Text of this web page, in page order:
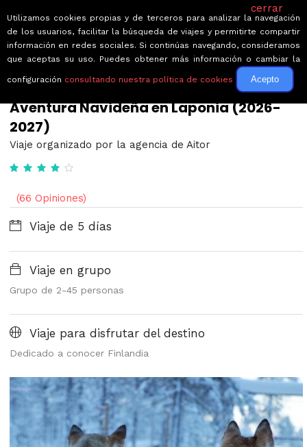
← Volver a Circuitos por Finlandia
Aventura Navideña en Laponia (2026-
2027)
Viaje organizado por la agencia de Aitor
(66 Opiniones)
Viaje de 5 días
Viaje en grupo
Grupo de 2-45 personas
Viaje para disfrutar del destino
Dedicado a conocer Finlandia
cerrar
Utilizamos cookies propias y de terceros para analizar la navegación
de los usuarios, facilitar la búsqueda de viajes y permitirte compartir
información en redes sociales. Si continúas navegando, consideramos
que aceptas su uso. Puedes obtener más información o cambiar la
configuración consultando nuestra política de cookies Acepto